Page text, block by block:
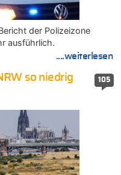
der Polizeizone
ausführlich.
....weiterlesen
105
so niedrig